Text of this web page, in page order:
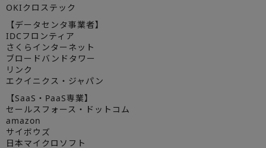
OKIクロステック
【データセンタ事業者】
IDCフロンティア
さくらインターネット
ブロードバンドタワー
リンク
エクイニクス・ジャパン
【SaaS・PaaS専業】
セールスフォース・ドットコム
amazon
サイボウズ
日本マイクロソフト